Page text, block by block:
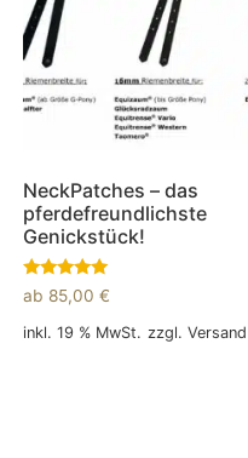
NeckPatches – das
pferdefreundlichste
Genickstück!
Bewertet
mit
von 5
ab 85,00€
inkl. 19 % MwSt. zzgl.Versand